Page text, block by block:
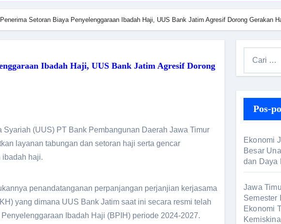
Setoran Biaya Penyelenggaraan Ibadah Haji, UUS Bank Jatim Agresif Dorong Gerakan
Ibadah Haji, UUS Bank Jatim Agresif Dorong
Syariah (UUS) PT Bank Pembangunan Daerah Jawa Timur
layanan tabungan dan setoran haji serta gencar
ibadah haji.
yang dimana UUS Bank Jatim saat ini secara resmi telah
Ibadah Haji (BPIH) periode 2024-2027.
Pos-
Ekonomi
Besar
dan Daya
Jawa
Semester
Ekonomi